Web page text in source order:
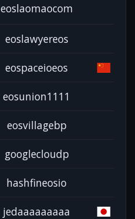
eoslaomaocom
eoslawyereos
eospaceioeos
eosunion1111
eosvillagebp
googlecloudp
hashfineosio
jedaaaaaaaaa